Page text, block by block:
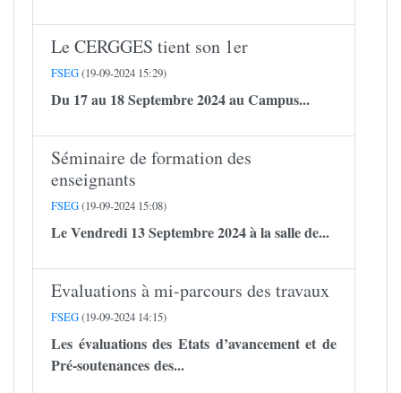
Le CERGGES tient son 1er
FSEG(19-09-2024 15:29)
Du 17 au 18 Septembre 2024 au Campus...
Séminaire de formation des
enseignants
FSEG(19-09-2024 15:08)
Le Vendredi 13 Septembre 2024 à la salle de...
Evaluations à mi-parcours des travaux
FSEG(19-09-2024 14:15)
Les évaluations des Etats d’avancement et de
Pré-soutenances des...